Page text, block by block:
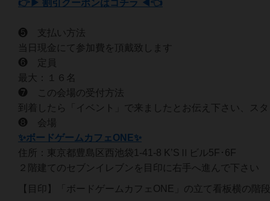
👉▶ 割引クーポンはコチラ ◀👈
❺ 支払い方法
当日現金にて参加費を頂戴致します
❻ 定員
最大：１６名
❼ この会場の受付方法
到着したら「イベント」で来ましたとお伝え下さい、ス
❽ 会場
✨ボードゲームカフェONE✨
住所：東京都豊島区西池袋1-41-8 K’SⅡビル5F･6F
２階建てのセブンイレブンを目印に右手へ進んで下さい
【目印】「ボードゲームカフェONE」の立て看板横の階